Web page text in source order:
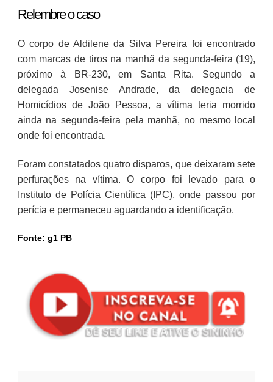
Relembre o caso
O corpo de Aldilene da Silva Pereira foi encontrado
com marcas de tiros na manhã da segunda-feira (19),
próximo à BR-230, em Santa Rita. Segundo a
delegada Josenise Andrade, da delegacia de
Homicídios de João Pessoa, a vítima teria morrido
ainda na segunda-feira pela manhã, no mesmo local
onde foi encontrada.
Foram constatados quatro disparos, que deixaram sete
perfurações na vítima. O corpo foi levado para o
Instituto de Polícia Científica (IPC), onde passou por
perícia e permaneceu aguardando a identificação.
Fonte: g1 PB